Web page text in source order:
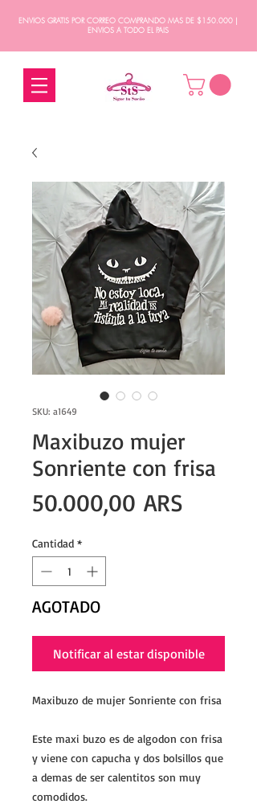
ENVIOS GRATIS POR CORREO COMPRANDO MAS DE $150.000 |
ENVIOS A TODO EL PAIS
SKU: a1649
Maxibuzo mujer
Sonriente con frisa
50.000,00 ARS
Cantidad *
AGOTADO
Notificar al estar disponible
Maxibuzo de mujer Sonriente con frisa
Este maxi buzo es de algodon con frisa
y viene con capucha y dos bolsillos que
a demas de ser calentitos son muy
comodidos.